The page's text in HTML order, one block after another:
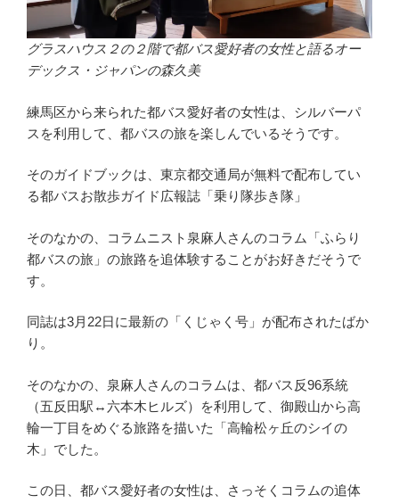
グラスハウス２の２階で都バス愛好者の女性と語るオー
デックス・ジャパンの森久美
練馬区から来られた都バス愛好者の女性は、シルバーパ
スを利用して、都バスの旅を楽しんでいるそうです。
そのガイドブックは、東京都交通局が無料で配布してい
る都バスお散歩ガイド広報誌「乗り隊歩き隊」
そのなかの、コラムニスト泉麻人さんのコラム「ふらり
都バスの旅」の旅路を追体験することがお好きだそうで
す。
同誌は3月22日に最新の「くじゃく号」が配布されたばか
り。
そのなかの、泉麻人さんのコラムは、都バス反96系統
（五反田駅↔︎六本木ヒルズ）を利用して、御殿山から高
輪一丁目をめぐる旅路を描いた「高輪松ヶ丘のシイの
木」でした。
この日、都バス愛好者の女性は、さっそくコラムの追体